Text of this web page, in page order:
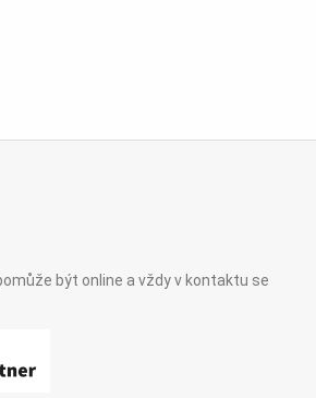
být online a vždy v kontaktu se